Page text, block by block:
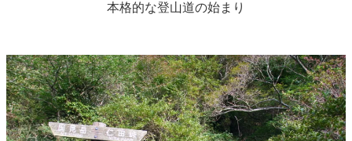
本格的な登山道の始まり